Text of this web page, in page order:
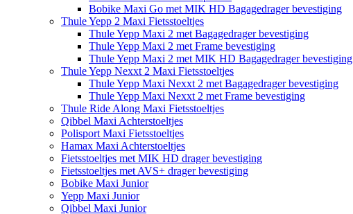
Bobike Maxi Go met MIK HD Bagagedrager bevestiging
Thule Yepp 2 Maxi Fietsstoeltjes
Thule Yepp Maxi 2 met Bagagedrager bevestiging
Thule Yepp Maxi 2 met Frame bevestiging
Thule Yepp Maxi 2 met MIK HD Bagagedrager bevestiging
Thule Yepp Nexxt 2 Maxi Fietsstoeltjes
Thule Yepp Maxi Nexxt 2 met Bagagedrager bevestiging
Thule Yepp Maxi Nexxt 2 met Frame bevestiging
Thule Ride Along Maxi Fietsstoeltjes
Qibbel Maxi Achterstoeltjes
Polisport Maxi Fietsstoeltjes
Hamax Maxi Achterstoeltjes
Fietsstoeltjes met MIK HD drager bevestiging
Fietsstoeltjes met AVS+ drager bevestiging
Bobike Maxi Junior
Yepp Maxi Junior
Qibbel Maxi Junior